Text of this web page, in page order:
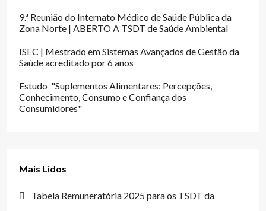
9.ª Reunião do Internato Médico de Saúde Pública da
Zona Norte | ABERTO A TSDT de Saúde Ambiental
ISEC | Mestrado em Sistemas Avançados de Gestão da
Saúde acreditado por 6 anos
Estudo "Suplementos Alimentares: Percepções,
Conhecimento, Consumo e Confiança dos
Consumidores"
Mais Lidos
Tabela Remuneratória 2025 para os TSDT da